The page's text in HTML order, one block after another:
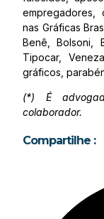
empregadores,
nas Gráficas
Benê, Bolsoni,
Tipocar,
gráficos,
(*) É
colaborador.
Compartilhe :